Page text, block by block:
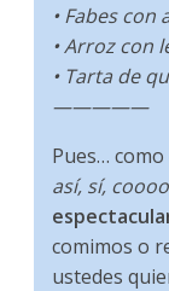
• Fabes con
• Arroz con
• Tarta de
—————
Pues…
así, sí,
comimos o
ustedes